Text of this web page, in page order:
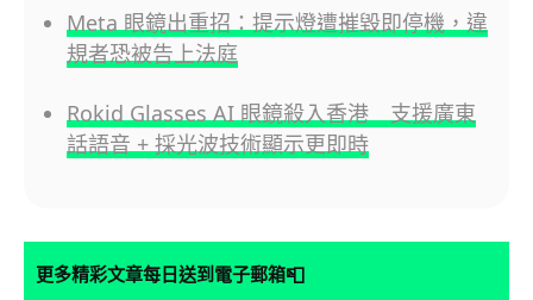
Meta 眼鏡出重招：提示燈遭摧毀即停機，違
規者恐被告上法庭
Rokid Glasses AI 眼鏡殺入香港 支援廣東
話語音 + 採光波技術顯示更即時
更多精彩文章每日送到電子郵箱📮